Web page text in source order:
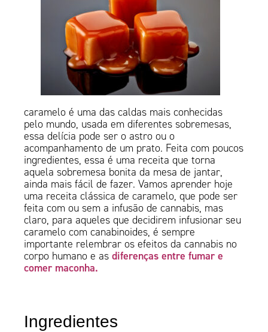
caramelo é uma das caldas mais conhecidas
pelo mundo, usada em diferentes sobremesas,
essa delícia pode ser o astro ou o
acompanhamento de um prato. Feita com poucos
ingredientes, essa é uma receita que torna
aquela sobremesa bonita da mesa de jantar,
ainda mais fácil de fazer. Vamos aprender hoje
uma receita clássica de caramelo, que pode ser
feita com ou sem a infusão de cannabis, mas
claro, para aqueles que decidirem infusionar seu
caramelo com canabinoides, é sempre
importante relembrar os efeitos da cannabis no
corpo humano e asdiferenças entre fumar e
comer maconha.
Ingredientes